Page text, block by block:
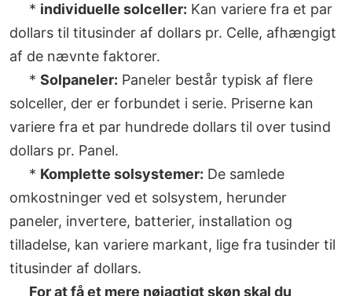
* individuelle solceller: Kan variere fra et par
dollars til titusinder af dollars pr. Celle, afhængigt
af de nævnte faktorer.
* Solpaneler: Paneler består typisk af flere
solceller, der er forbundet i serie. Priserne kan
variere fra et par hundrede dollars til over tusind
dollars pr. Panel.
* Komplette solsystemer: De samlede
omkostninger ved et solsystem, herunder
paneler, invertere, batterier, installation og
tilladelse, kan variere markant, lige fra tusinder til
titusinder af dollars.
For at få et mere nøjagtigt skøn skal du